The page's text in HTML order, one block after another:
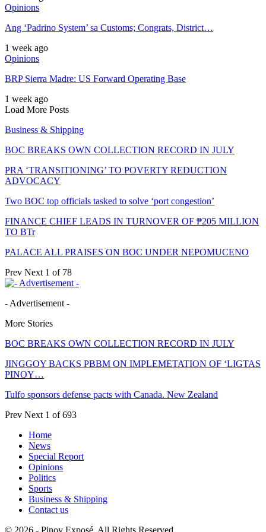
Opinions
Ang ‘Padrino System’ sa Customs; Congrats, District…
1 week ago
Opinions
BRP Sierra Madre: US Forward Operating Base
1 week ago
Load More Posts
Business & Shipping
BOC BREAKS OWN COLLECTION RECORD IN JULY
PRA ‘TRANSITIONING’ TO POVERTY REDUCTION
ADVOCACY
Two BOC top officials tasked to solve ‘port congestion’
FINANCE CHIEF LEADS IN TURNOVER OF ₱205 MILLION
TO BTr
PALACE ALL PRAISES ON BOC UNDER NEPOMUCENO
Prev Next 1 of 78
- Advertisement -
More Stories
BOC BREAKS OWN COLLECTION RECORD IN JULY
JINGGOY BACKS PBBM ON IMPLEMETATION OF ‘LIGTAS
PINOY…
Tulfo sponsors defense pacts with Canada. New Zealand
Prev Next 1 of 693
Home
News
Special Report
Opinions
Politics
Sports
Business & Shipping
Contact us